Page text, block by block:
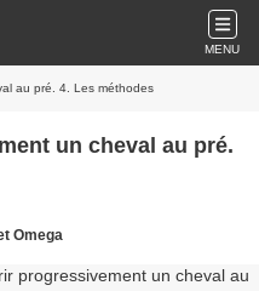
MENU
au pré. 4. Les méthodes
un cheval au pré.
Omega